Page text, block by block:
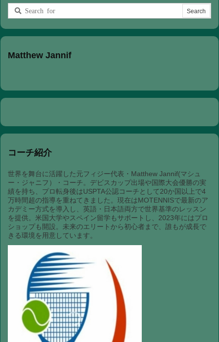
Matthew Jannif
コーチ紹介
世界を舞台に活躍した元フィジー代表・Matthew Jannif(マシュ
ー・ジャニフ）・コーチ。デビスカップ出場や国際大会優勝の実
績を持ち、プロ転身後はUSPTA公認コーチとして20か国以上で4
万時間超の指導を重ねてきました。現在はMOTENNISで最新のア
カデミー方式を導入し、英語・日本語両方で世界基準のレッスン
を提供。米国大学やスペイン留学もサポートし、2023年にはプロ
ショップも開設。未来のエリートから初心者まで、誰もが成長で
きる環境を用意しています。